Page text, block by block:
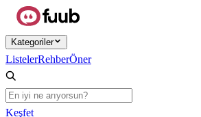
Ana içeriğe atla
Kategoriler
ListelerRehberÖner
Keşfet